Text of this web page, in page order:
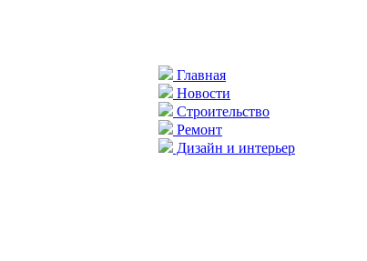
Главная
Новости
Строительство
Ремонт
Дизайн и интерьер